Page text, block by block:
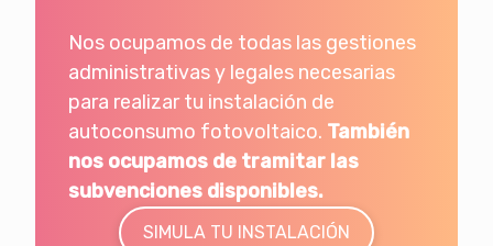
Nos ocupamos de todas las gestiones
administrativas y legales necesarias
para realizar tu instalación de
autoconsumo fotovoltaico. También
nos ocupamos de tramitar las
subvenciones disponibles.
SIMULA TU INSTALACIÓN